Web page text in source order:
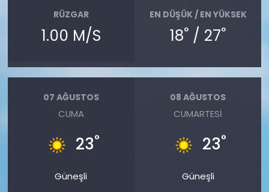
RÜZGAR
1.00 M/S
EN DÜŞÜK / EN YÜKSEK
18° / 27°
07 AĞUSTOS
CUMA
23°
Güneşli
08 AĞUSTOS
CUMARTESI
23°
Güneşli